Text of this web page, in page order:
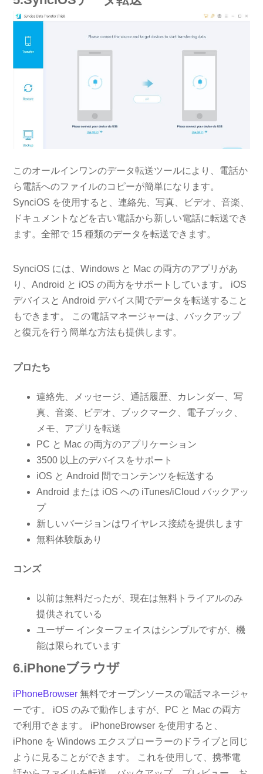
このオールインワンのデータ転送ツールにより、電話か
ら電話へのファイルのコピーが簡単になります。
SynciOS を使用すると、連絡先、写真、ビデオ、音楽、
ドキュメントなどを古い電話から新しい電話に転送でき
ます。全部で 15 種類のデータを転送できます。
SynciOS には、Windows と Mac の両方のアプリがあ
り、Android と iOS の両方をサポートしています。 iOS
デバイスと Android デバイス間でデータを転送すること
もできます。 この電話マネージャーは、バックアップ
と復元を行う簡単な方法も提供します。
プロたち
連絡先、メッセージ、通話履歴、カレンダー、写
真、音楽、ビデオ、ブックマーク、電子ブック、
メモ、アプリを転送
PC と Mac の両方のアプリケーション
3500 以上のデバイスをサポート
iOS と Android 間でコンテンツを転送する
Android または iOS への iTunes/iCloud バックアッ
プ
新しいバージョンはワイヤレス接続を提供します
無料体験版あり
コンズ
以前は無料だったが、現在は無料トライアルのみ
提供されている
ユーザー インターフェイスはシンプルですが、機
能は限られています
6.iPhoneブラウザ
iPhoneBrowser 無料でオープンソースの電話マネージャ
ーです。 iOS のみで動作しますが、PC と Mac の両方
で利用できます。 iPhoneBrowser を使用すると、
iPhone を Windows エクスプローラーのドライブと同じ
ように見ることができます。 これを使用して、携帯電